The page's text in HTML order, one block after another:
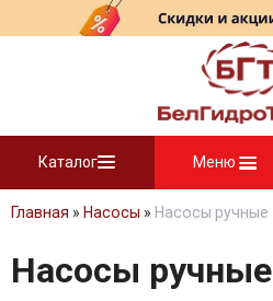
Каталог Меню
Главная » Насосы » Насосы ручные
Насосы ручные